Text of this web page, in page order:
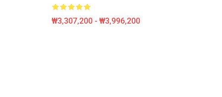
₩3,307,200 - ₩3,996,200